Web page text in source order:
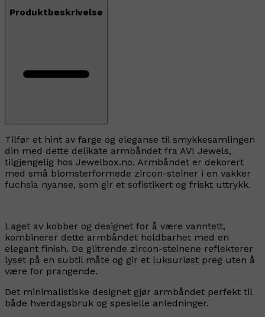
Produktbeskrivelse
Tilfør et hint av farge og eleganse til smykkesamlingen
din med dette delikate armbåndet fra AVI Jewels,
tilgjengelig hos Jewelbox.no. Armbåndet er dekorert
med små blomsterformede zircon-steiner i en vakker
fuchsia nyanse, som gir et sofistikert og friskt uttrykk.
Laget av kobber og designet for å være vanntett,
kombinerer dette armbåndet holdbarhet med en
elegant finish. De glitrende zircon-steinene reflekterer
lyset på en subtil måte og gir et luksuriøst preg uten å
være for prangende.
Det minimalistiske designet gjør armbåndet perfekt til
både hverdagsbruk og spesielle anledninger.